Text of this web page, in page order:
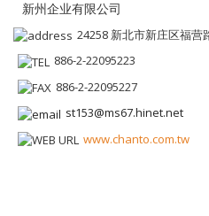
新州企业有限公司
24258 新北市新庄区福营
886-2-22095223
886-2-22095227
st153@ms67.hinet.net
www.chanto.com.tw